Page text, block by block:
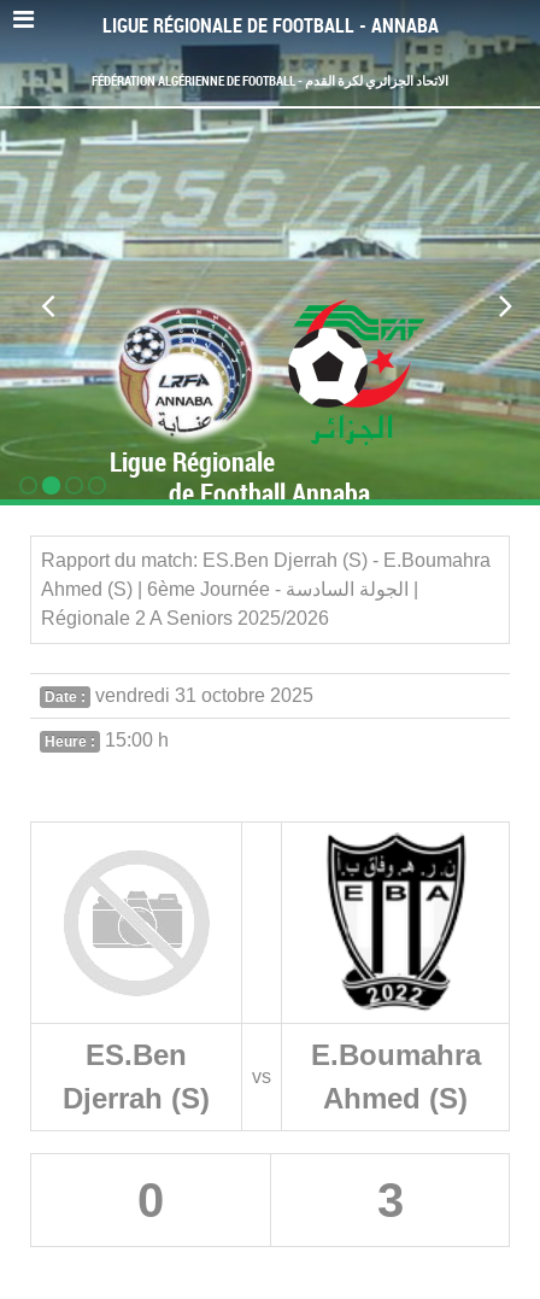
LIGUE RÉGIONALE DE FOOTBALL - ANNABA
FÉDÉRATION ALGÉRIENNE DE FOOTBALL - الاتحاد الجزائري لكرة القدم
Ligue Régionale
de Football Annaba
Rapport du match: ES.Ben Djerrah (S) - E.Boumahra
Ahmed (S) | 6ème Journée - الجولة السادسة |
Régionale 2 A Seniors 2025/2026
Date : vendredi 31 octobre 2025
Heure : 15:00 h
ES.Ben
Djerrah (S)
vs
E.Boumahra
Ahmed (S)
0 3